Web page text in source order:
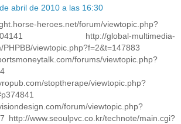
abril de 2010 a las 16:30
heroes.net/forum/viewtopic.php?
http://global-multimedia-
PHPBB/viewtopic.php?f=2&t=147883
forums/viewtopic.php?
stoptherape/viewtopic.php?
forum/viewtopic.php?
http://www.seoulpvc.co.kr/technote/main.cgi?